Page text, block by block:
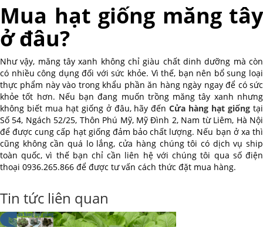
Mua hạt giống măng tây
ở đâu?
Như vậy, măng tây xanh không chỉ giàu chất dinh dưỡng mà còn
có nhiều công dụng đối với sức khỏe. Vì thế, bạn nên bổ sung loại
thực phẩm này vào trong khẩu phần ăn hàng ngày ngay để có sức
khỏe tốt hơn. Nếu bạn đang muốn trồng măng tây xanh nhưng
không biết mua hạt giống ở đâu, hãy đếnCửa hàng hạt giống tại
Số 54, Ngách 52/25, Thôn Phú Mỹ, Mỹ Đình 2, Nam từ Liêm, Hà Nội
để được cung cấp hạt giống đảm bảo chất lượng. Nếu bạn ở xa thì
cũng không cần quá lo lắng, cửa hàng chúng tôi có dịch vụ ship
toàn quốc, vì thế bạn chỉ cần liên hệ với chúng tôi qua số điện
thoại 0936.265.866 để được tư vấn cách thức đặt mua hàng.
Tin tức liên quan